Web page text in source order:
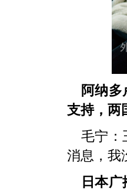
阿纳
支持，两
毛宁：
消息，我
日本